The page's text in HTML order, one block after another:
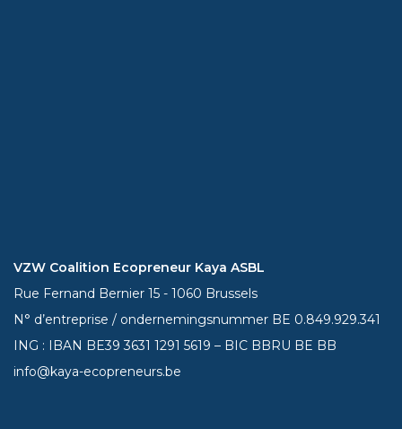
VZW Coalition Ecopreneur Kaya ASBL
Rue Fernand Bernier 15 - 1060 Brussels
N° d’entreprise / ondernemingsnummer BE 0.849.929.341
ING : IBAN BE393631 1291 5619 – BIC BBRU BE BB
info@kaya-ecopreneurs.be